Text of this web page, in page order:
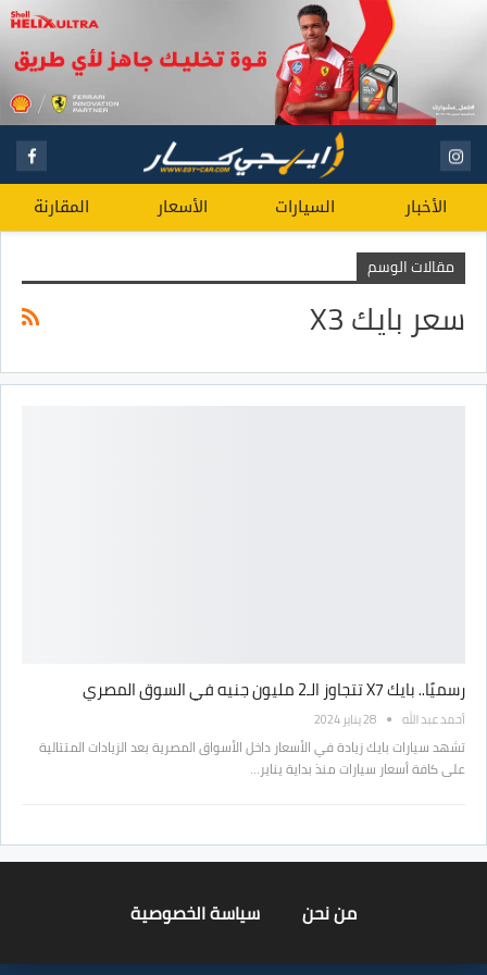
الأخبار السيارات الأسعار المقارنة
مقالات الوسم
سعر بايك X3
رسميًا.. بايك X7 تتجاوز الـ2 مليون جنيه في السوق المصري
أحمد عبد الله 28 يناير 2024
تشهد سيارات بايك زيادة في الأسعار داخل الأسواق المصرية بعد الزيادات المتتالية
على كافة أسعار سيارات منذ بداية يناير…
من نحن سياسة الخصوصية